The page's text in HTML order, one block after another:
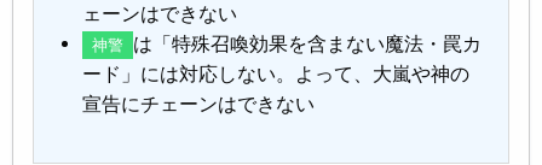
ェーンはできない
神警 は「特殊召喚効果を含まない魔法・罠カ
ード」には対応しない。よって、大嵐や神の
宣告にチェーンはできない